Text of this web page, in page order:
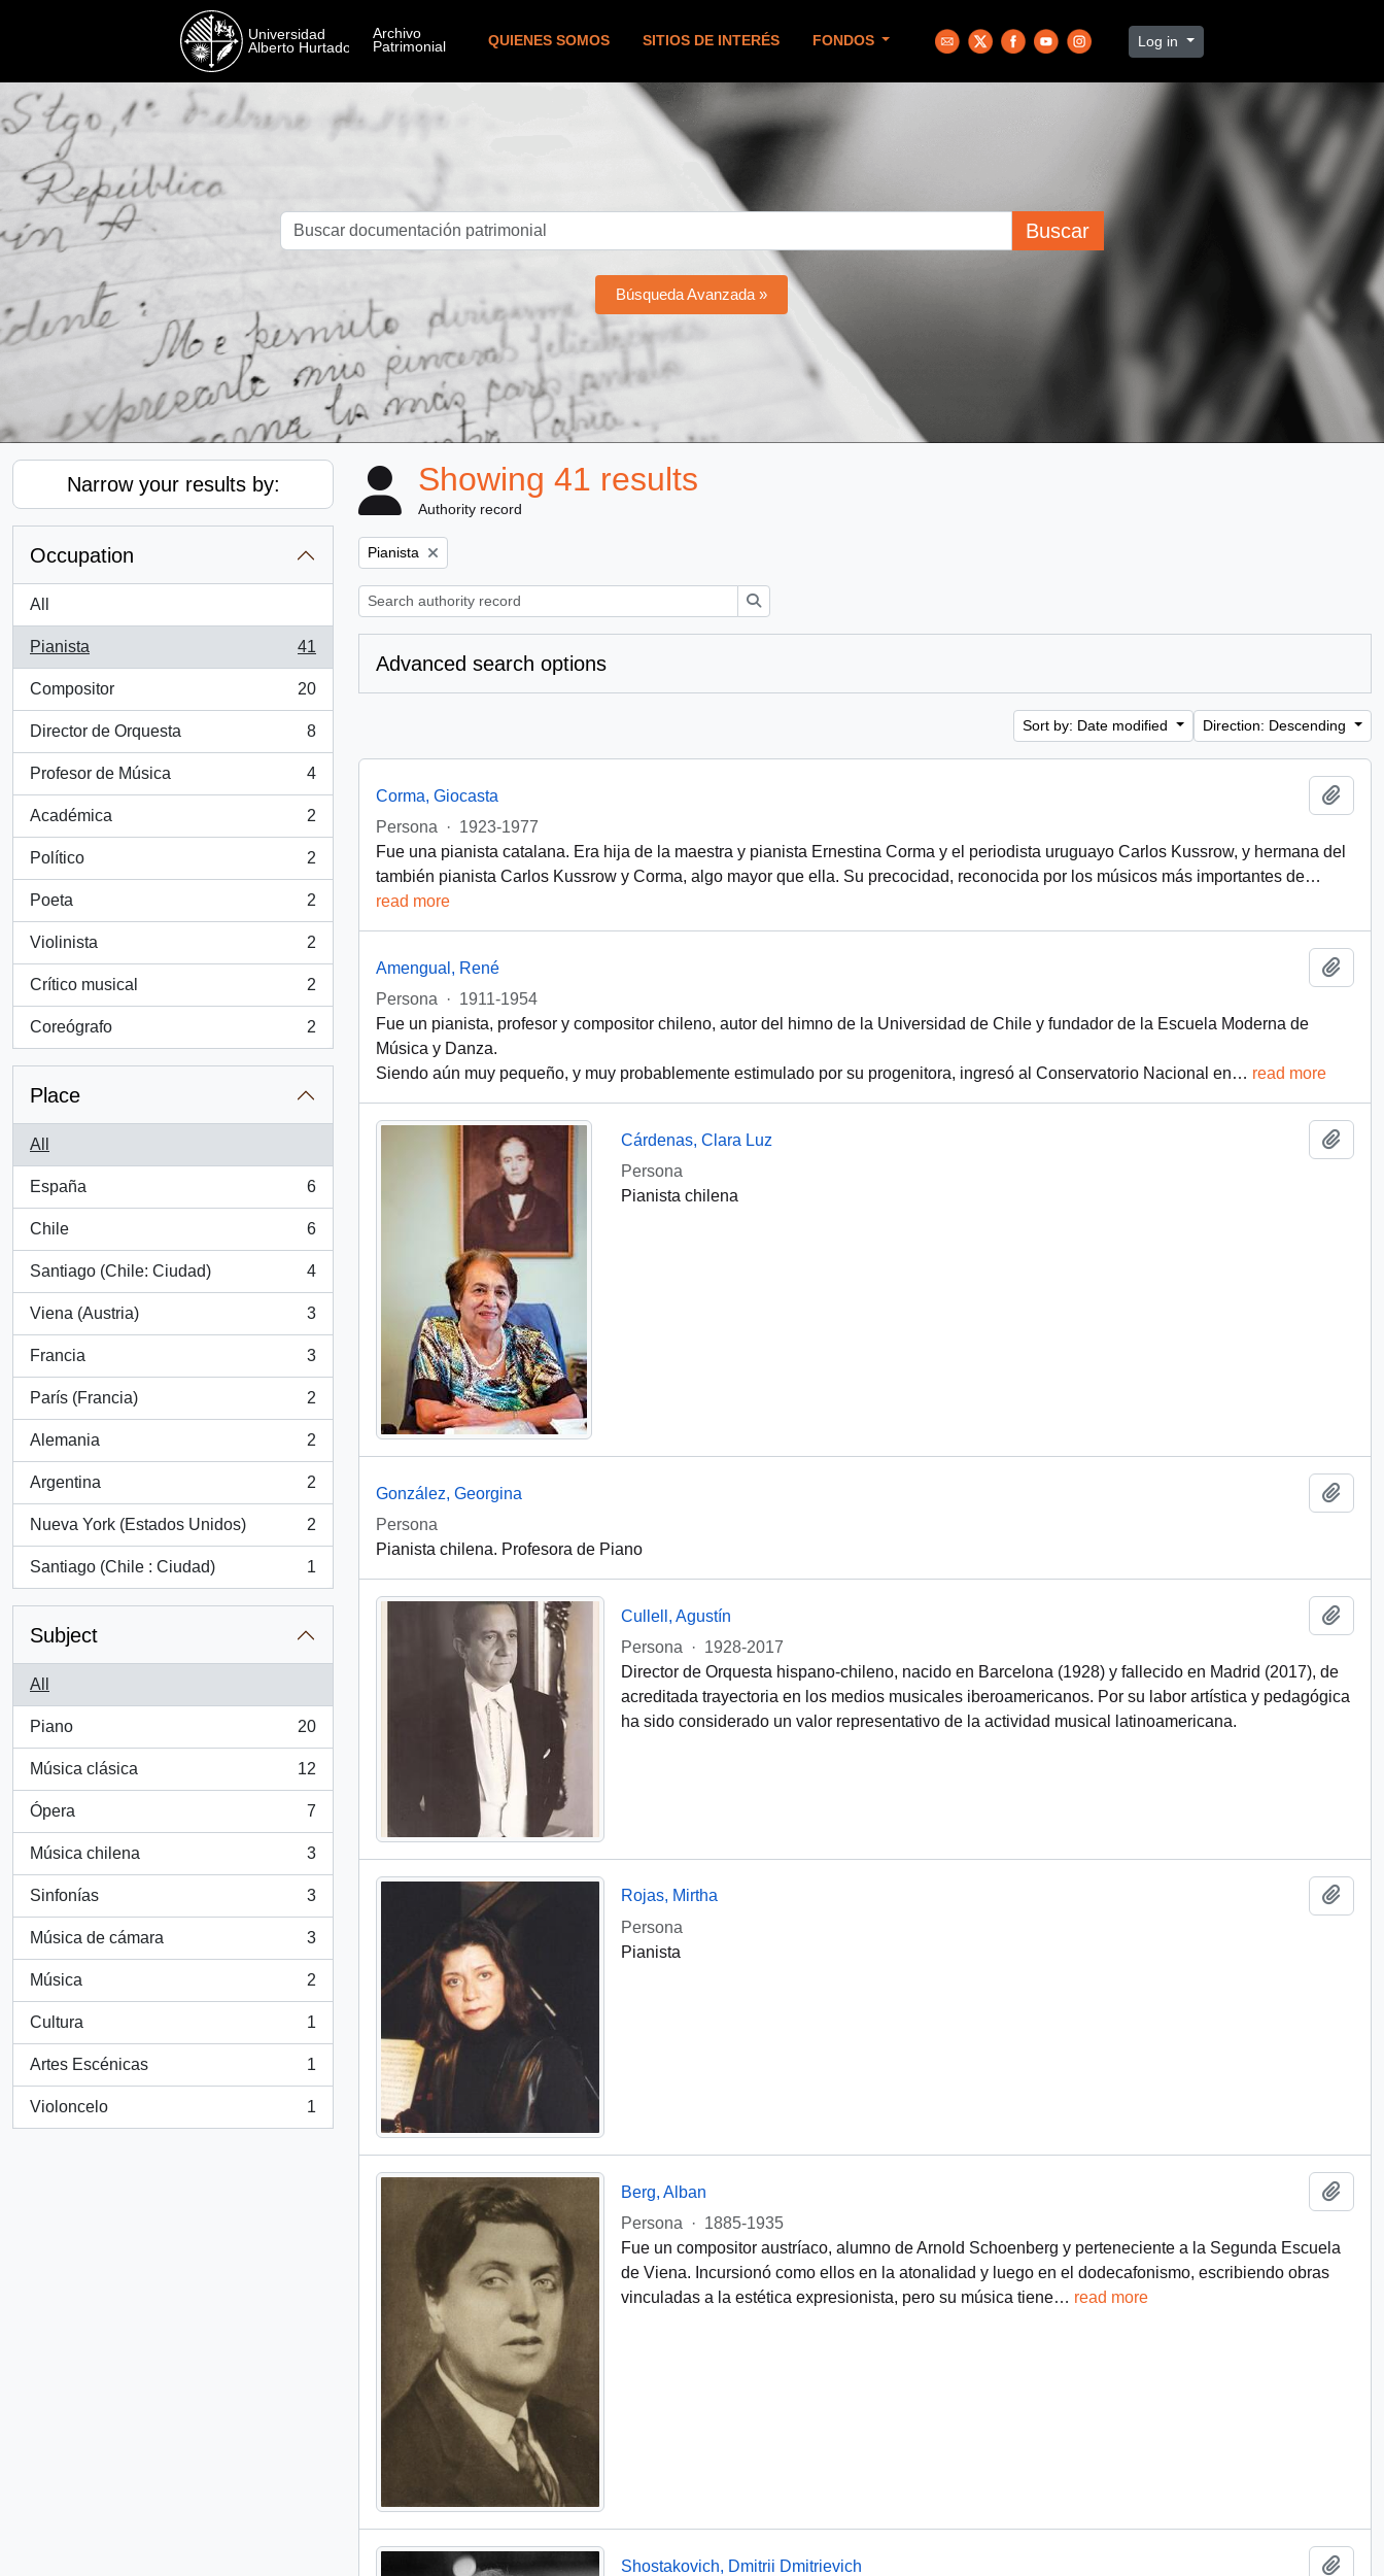
QUIENES SOMOS SITIOS DE INTERÉS FONDOS Log in
Buscar
Búsqueda Avanzada »
Narrow your results by:
Occupation
All
Pianista
, 41 results
41
Compositor
, 20 results
20
Director de Orquesta
, 8 results
8
Profesor de Música
, 4 results
4
Académica
, 2 results
2
Político
, 2 results
2
Poeta
, 2 results
2
Violinista
, 2 results
2
Crítico musical
, 2 results
2
Coreógrafo
, 2 results
2
Place
All
España
, 6 results
6
Chile
, 6 results
6
Santiago (Chile: Ciudad)
, 4 results
4
Viena (Austria)
, 3 results
3
Francia
, 3 results
3
París (Francia)
, 2 results
2
Alemania
, 2 results
2
Argentina
, 2 results
2
Nueva York (Estados Unidos)
, 2 results
2
Santiago (Chile : Ciudad)
, 1 results
1
Subject
All
Piano
, 20 results
20
Música clásica
, 12 results
12
Ópera
, 7 results
7
Música chilena
, 3 results
3
Sinfonías
, 3 results
3
Música de cámara
, 3 results
3
Música
, 2 results
2
Cultura
, 1 results
1
Artes Escénicas
, 1 results
1
Violoncelo
, 1 results
1
Showing 41 results
Authority record
Remove filter:
Pianista
Advanced search options
Sort by: Date modified Direction: Descending
Corma, Giocasta
Persona
· 1923-1977
Fue una pianista catalana. Era hija de la maestra y pianista Ernestina Corma y el periodista uruguayo Carlos Kussrow, y hermana del
también pianista Carlos Kussrow y Corma, algo mayor que ella. Su precocidad, reconocida por los músicos más importantes de…
read more
Amengual, René
Persona
· 1911-1954
Fue un pianista, profesor y compositor chileno, autor del himno de la Universidad de Chile y fundador de la Escuela Moderna de
Música y Danza.
Siendo aún muy pequeño, y muy probablemente estimulado por su progenitora, ingresó al Conservatorio Nacional en… read more
Cárdenas, Clara Luz
Persona
Pianista chilena
González, Georgina
Persona
Pianista chilena. Profesora de Piano
Cullell, Agustín
Persona
· 1928-2017
Director de Orquesta hispano-chileno, nacido en Barcelona (1928) y fallecido en Madrid (2017), de
acreditada trayectoria en los medios musicales iberoamericanos. Por su labor artística y pedagógica
ha sido considerado un valor representativo de la actividad musical latinoamericana.
Rojas, Mirtha
Persona
Pianista
Berg, Alban
Persona
· 1885-1935
Fue un compositor austríaco, alumno de Arnold Schoenberg y perteneciente a la Segunda Escuela
de Viena. Incursionó como ellos en la atonalidad y luego en el dodecafonismo, escribiendo obras
vinculadas a la estética expresionista, pero su música tiene… read more
Shostakovich, Dmitrii Dmitrievich